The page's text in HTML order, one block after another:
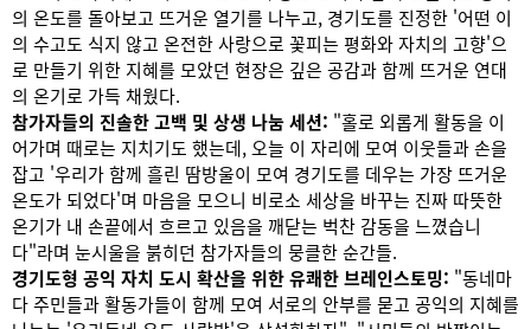
의 온도를 돌아보고 뜨거운 열기를 나누고, 경기도를 진정한 '어떤 이
의 수고도 식지 않고 온전한 사랑으로 꽃피는 평화와 자치의 고향'으
로 만들기 위한 지혜를 모았던 현장은 깊은 공감과 함께 뜨거운 연대
의 온기로 가득 채웠다.
참가자들의 진솔한 고백 및 상생 나눔 세션: "홀로 외롭게 활동을 이
어가며 때로는 지치기도 했는데, 오늘 이 자리에 모여 이웃들과 손을
잡고 '우리가 함께 흘린 땀방울이 모여 경기도를 데우는 가장 뜨거운
온도가 되었다'며 마음을 모으니 비로소 세상을 바꾸는 진짜 따뜻한
온기가 내 손끝에서 흐르고 있음을 깨닫는 벅찬 감동을 느꼈습니
다"라며 눈시울을 붉히던 참가자들의 뭉클한 순간들.
경기도형 공익 자치 도시 확산을 위한 유쾌한 브레인스토밍: "동네마
다 주민들과 활동가들이 함께 모여 서로의 안부를 묻고 공익의 지혜를